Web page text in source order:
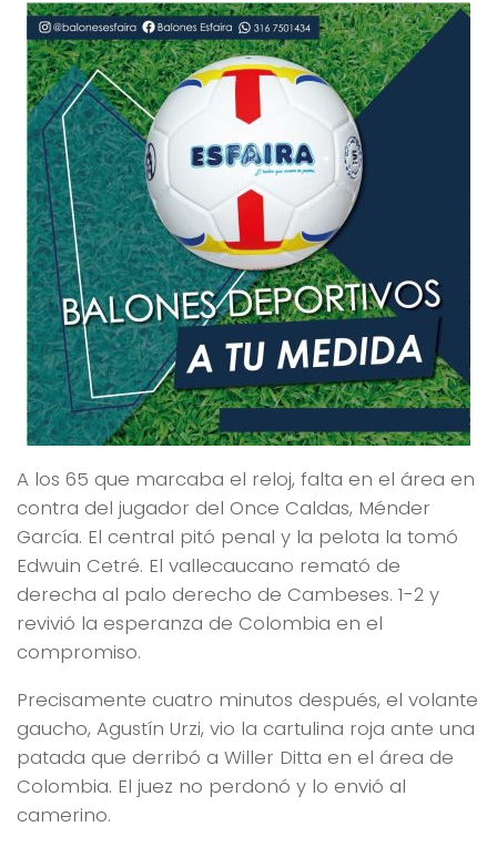
A los 65 que marcaba el reloj, falta en el área en
contra del jugador del Once Caldas, Ménder
García. El central pitó penal y la pelota la tomó
Edwuin Cetré. El vallecaucano remató de
derecha al palo derecho de Cambeses. 1-2 y
revivió la esperanza de Colombia en el
compromiso.
Precisamente cuatro minutos después, el volante
gaucho, Agustín Urzi, vio la cartulina roja ante una
patada que derribó a Willer Ditta en el área de
Colombia. El juez no perdonó y lo envió al
camerino.